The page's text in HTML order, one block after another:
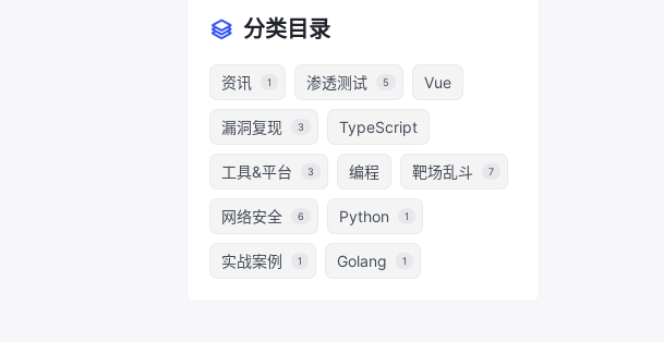
分类目录
资讯 1 渗透测试 5 Vue
漏洞复现 3 TypeScript
工具&平台 3 编程 靶场乱斗 7
网络安全 6 Python 1
实战案例 1 Golang 1